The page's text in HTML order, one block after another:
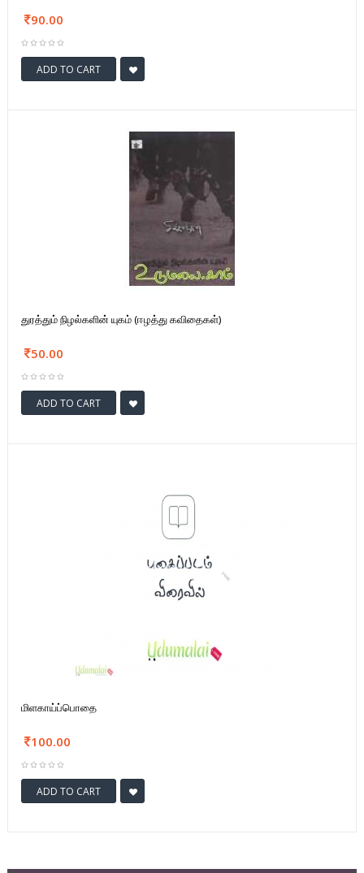
90.00
ADD TO CART
துரத்தும் நிழல்களின் யுகம் (ஈழத்து கவிதைகள்)
50.00
ADD TO CART
மிளகாய்ப்பொதை
100.00
ADD TO CART